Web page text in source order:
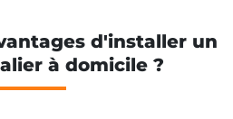
d'installer un
à domicile ?